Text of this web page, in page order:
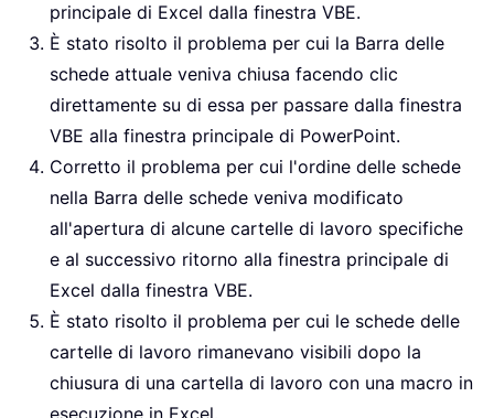
principale di Excel dalla finestra VBE.
È stato risolto il problema per cui la Barra delle
schede attuale veniva chiusa facendo clic
direttamente su di essa per passare dalla finestra
VBE alla finestra principale di PowerPoint.
Corretto il problema per cui l'ordine delle schede
nella Barra delle schede veniva modificato
all'apertura di alcune cartelle di lavoro specifiche
e al successivo ritorno alla finestra principale di
Excel dalla finestra VBE.
È stato risolto il problema per cui le schede delle
cartelle di lavoro rimanevano visibili dopo la
chiusura di una cartella di lavoro con una macro in